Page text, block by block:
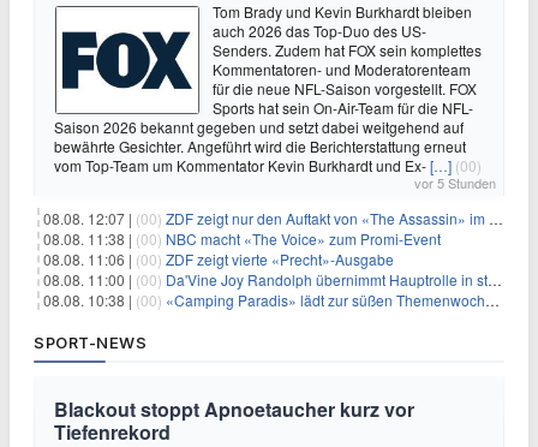
Tom Brady und Kevin Burkhardt bleiben
auch 2026 das Top-Duo des US-
Senders. Zudem hat FOX sein komplettes
Kommentatoren- und Moderatorenteam
für die neue NFL-Saison vorgestellt. FOX
Sports hat sein On-Air-Team für die NFL-
Saison 2026 bekannt gegeben und setzt dabei weitgehend auf
bewährte Gesichter. Angeführt wird die Berichterstattung erneut
vom Top-Team um Kommentator Kevin Burkhardt und Ex-[…] (00)
vor 5 Stunden
08.08. 12:07 | (00) ZDF zeigt nur den Auftakt von «The Assassin» im Fernsehen
08.08. 11:38 | (00) NBC macht «The Voice» zum Promi-Event
08.08. 11:06 | (00) ZDF zeigt vierte «Precht»-Ausgabe
08.08. 11:00 | (00) Da'Vine Joy Randolph übernimmt Hauptrolle in starbesetzter schwarzer Komödie
08.08. 10:38 | (00) «Camping Paradis» lädt zur süßen Themenwoche ein
SPORT-NEWS
Blackout stoppt Apnoetaucher kurz vor
Tiefenrekord